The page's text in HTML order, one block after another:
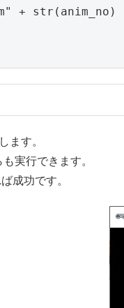
+ str(anim_no)
ます。
実行できます。
成功です。